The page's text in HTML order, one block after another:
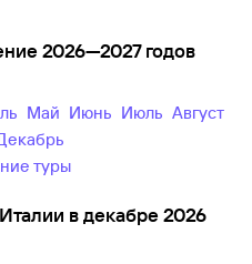
2026—2027 годов
Май Июнь Июль
Август
Декабрь
туры
в декабре 2026